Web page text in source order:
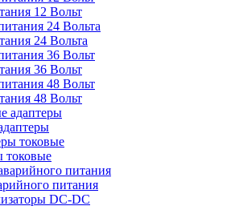
12 Вольт
24 Вольта
36 Вольт
48 Вольт
токовые
питания